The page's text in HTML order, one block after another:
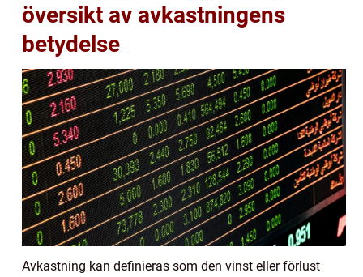
översikt av avkastningens
betydelse
Avkastning kan definieras som den vinst eller förlust